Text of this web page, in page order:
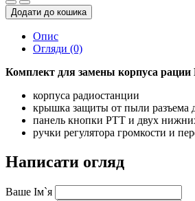
Додати до кошика
Опис
Огляди (0)
Комплект для замены корпуса рации
корпуса радиостанции
крышка защиты от пыли разъема
панель кнопки PTT и двух
ручки регулятора громкости и
Написати огляд
Ваше Ім`я